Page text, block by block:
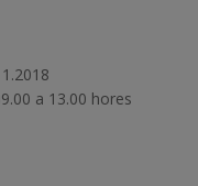
a 13.00 hores